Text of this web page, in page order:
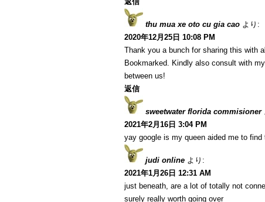
thu mua xe oto cu gia cao より:
2020年12月25日 10:08 PM
Thank you a bunch for sharing this with
Bookmarked. Kindly also consult with
between us!
返信
sweetwater florida commisioner
2021年2月16日 3:04 PM
yay google is my queen aided me to
judi online より:
2021年1月26日 12:31 AM
just beneath, are a lot of totally not
surely really worth going over